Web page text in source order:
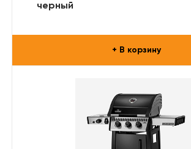
черный
+ В корзину